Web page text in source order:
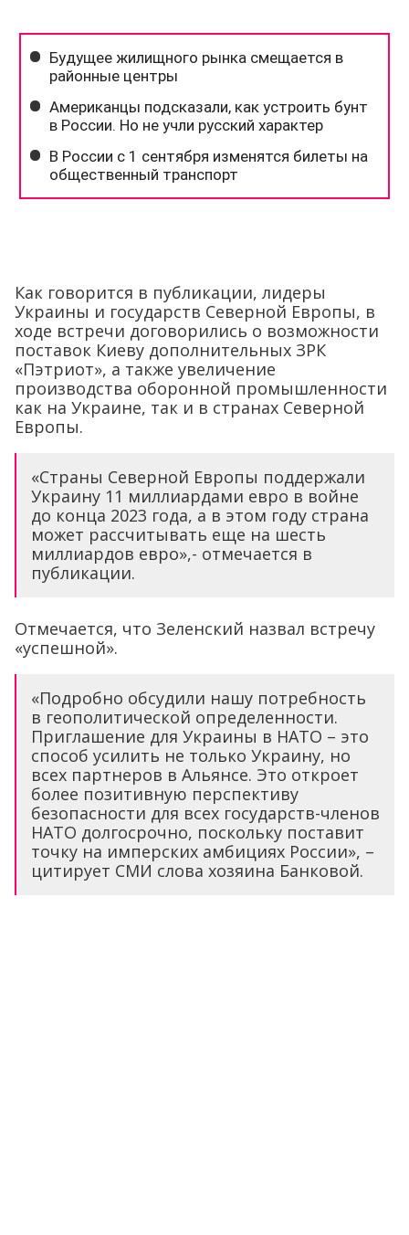
Как говорится в публикации, лидеры
Украины и государств Северной Европы, в
ходе встречи договорились о возможности
поставок Киеву дополнительных ЗРК
«Пэтриот», а также увеличение
производства оборонной промышленности
как на Украине, так и в странах Северной
Европы.
«Страны Северной Европы поддержали
Украину 11 миллиардами евро в войне
до конца 2023 года, а в этом году страна
может рассчитывать еще на шесть
миллиардов евро»,- отмечается в
публикации.
Отмечается, что Зеленский назвал встречу
«успешной».
«Подробно обсудили нашу потребность
в геополитической определенности.
Приглашение для Украины в НАТО – это
способ усилить не только Украину, но
всех партнеров в Альянсе. Это откроет
более позитивную перспективу
безопасности для всех государств-членов
НАТО долгосрочно, поскольку поставит
точку на имперских амбициях России», –
цитирует СМИ слова хозяина Банковой.